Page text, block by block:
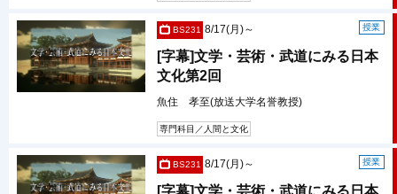
BS231 授業
8/17(月)～
[字幕]文学・芸術・武道にみる日本
文化第2回
魚住 孝至(放送大学名誉教授)
専門科目／人間と文化
BS231 授業
8/17(月)～